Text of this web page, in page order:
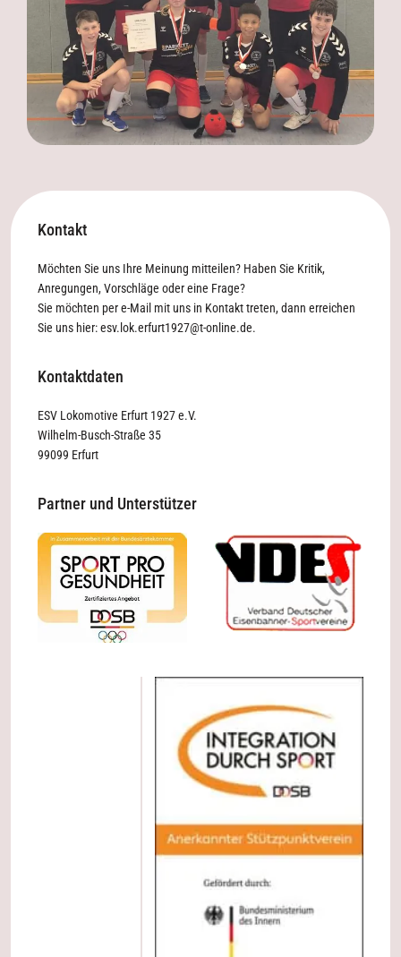
Kontakt
Möchten Sie uns Ihre Meinung mitteilen? Haben Sie Kritik,
Anregungen, Vorschläge oder eine Frage?
Sie möchten per e-Mail mit uns in Kontakt treten, dann erreichen
Sie uns hier:esv.lok.erfurt1927@t-online.de.
Kontaktdaten
ESV Lokomotive Erfurt 1927 e.V.
Wilhelm-Busch-Straße 35
99099 Erfurt
Partner und Unterstützer